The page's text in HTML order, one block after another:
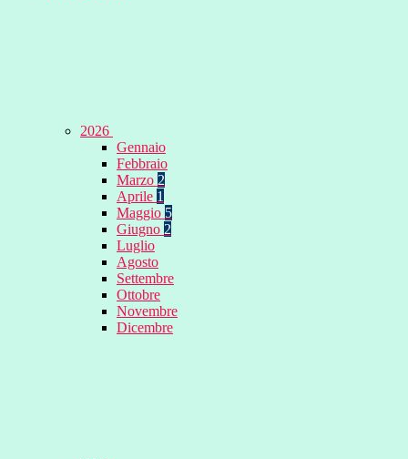
2026
Gennaio
Febbraio
Marzo 2
Aprile 1
Maggio 5
Giugno 2
Luglio
Agosto
Settembre
Ottobre
Novembre
Dicembre